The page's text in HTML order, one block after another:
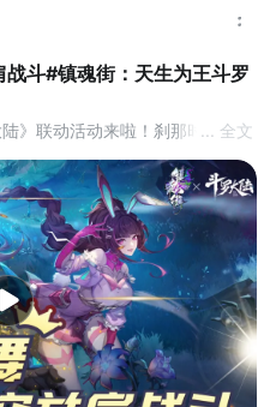
斗#镇魂街：天生为王斗罗
》联动活动来啦！刹那时『斗转
骨魅兔”来到镇魂街能有怎样的表
游戏推荐#国产游戏#镇魂街：天
... 全文